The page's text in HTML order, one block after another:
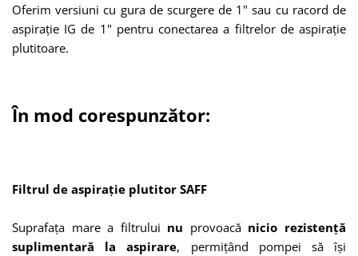
Oferim versiuni cu gura de scurgere de 1" sau cu racord de
aspirație IG de 1" pentru conectarea a filtrelor de aspirație
plutitoare.
În mod corespunzător:
Filtrul de aspirație plutitor SAFF
Suprafața mare a filtrului nu provoacă nicio rezistență
suplimentară la aspirare, permițând pompei să își